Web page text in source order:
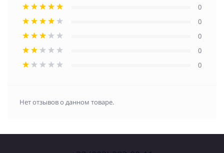
0
0
0
0
0
Нет отзывов о данном товаре.